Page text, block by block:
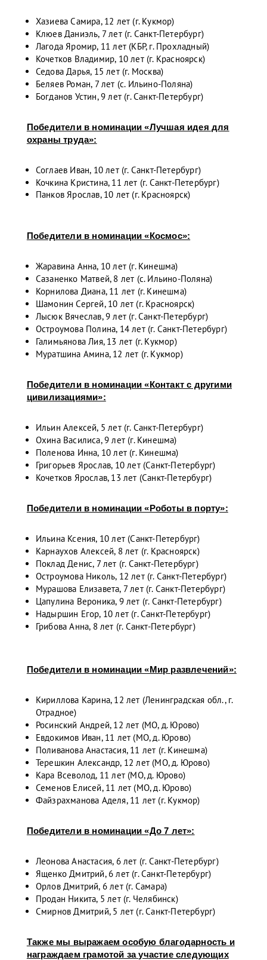
Хазиева Самира, 12 лет (г. Кукмор)
Клюев Даниэль, 7 лет (г. Санкт-Петербург)
Лагода Яромир, 11 лет (КБР, г. Прохладный)
Кочетков Владимир, 10 лет (г. Красноярск)
Седова Дарья, 15 лет (г. Москва)
Беляев Роман, 7 лет (с. Ильино-Поляна)
Богданов Устин, 9 лет (г. Санкт-Петербург)
Победители в номинации «Лучшая идея для
охраны труда»:
Соглаев Иван, 10 лет (г. Санкт-Петербург)
Кочкина Кристина, 11 лет (г. Санкт-Петербург)
Панков Ярослав, 10 лет (г. Красноярск)
Победители в номинации «Космос»:
Жаравина Анна, 10 лет (г. Кинешма)
Сазаненко Матвей, 8 лет (с. Ильино-Поляна)
Корнилова Диана, 11 лет (г. Кинешма)
Шамонин Сергей, 10 лет (г. Красноярск)
Лысюк Вячеслав, 9 лет (г. Санкт-Петербург)
Остроумова Полина, 14 лет (г. Санкт-Петербург)
Галимьянова Лия, 13 лет (г. Кукмор)
Муратшина Амина, 12 лет (г. Кукмор)
Победители в номинации «Контакт с другими
цивилизациями»:
Ильин Алексей, 5 лет (г. Санкт-Петербург)
Охина Василиса, 9 лет (г. Кинешма)
Поленова Инна, 10 лет (г. Кинешма)
Григорьев Ярослав, 10 лет (Санкт-Петербург)
Кочетков Ярослав, 13 лет (Санкт-Петербург)
Победители в номинации «Роботы в порту»:
Ильина Ксения, 10 лет (Санкт-Петербург)
Карнаухов Алексей, 8 лет (г. Красноярск)
Поклад Денис, 7 лет (г. Санкт-Петербург)
Остроумова Николь, 12 лет (г. Санкт-Петербург)
Мурашова Елизавета, 7 лет (г. Санкт-Петербург)
Цапулина Вероника, 9 лет (г. Санкт-Петербург)
Надыршин Егор, 10 лет (г. Санкт-Петербург)
Грибова Анна, 8 лет (г. Санкт-Петербург)
Победители в номинации «Мир развлечений»:
Кириллова Карина, 12 лет (Ленинградская обл., г.
Отрадное)
Росинский Андрей, 12 лет (МО, д. Юрово)
Евдокимов Иван, 11 лет (МО, д. Юрово)
Поливанова Анастасия, 11 лет (г. Кинешма)
Терешкин Александр, 12 лет (МО, д. Юрово)
Кара Всеволод, 11 лет (МО, д. Юрово)
Семенов Елисей, 11 лет (МО, д. Юрово)
Файзрахманова Аделя, 11 лет (г. Кукмор)
Победители в номинации «До 7 лет»:
Леонова Анастасия, 6 лет (г. Санкт-Петербург)
Ященко Дмитрий, 6 лет (г. Санкт-Петербург)
Орлов Дмитрий, 6 лет (г. Самара)
Продан Никита, 5 лет (г. Челябинск)
Смирнов Дмитрий, 5 лет (г. Санкт-Петербург)
Также мы выражаем особую благодарность и
награждаем грамотой за участие следующих